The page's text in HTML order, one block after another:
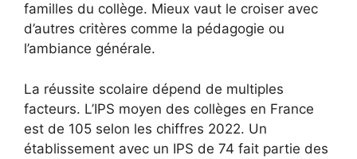
familles du collège. Mieux vaut le croiser avec
d’autres critères comme la pédagogie ou
l’ambiance générale.
La réussite scolaire dépend de multiples
facteurs. L’IPS moyen des collèges en France
est de 105 selon les chiffres 2022. Un
établissement avec un IPS de 74 fait partie des